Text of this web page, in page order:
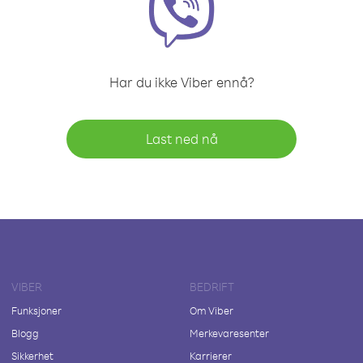
Har du ikke Viber ennå?
Last ned nå
VIBER
Funksjoner
Blogg
Sikkerhet
BEDRIFT
Om Viber
Merkevaresenter
Karrierer